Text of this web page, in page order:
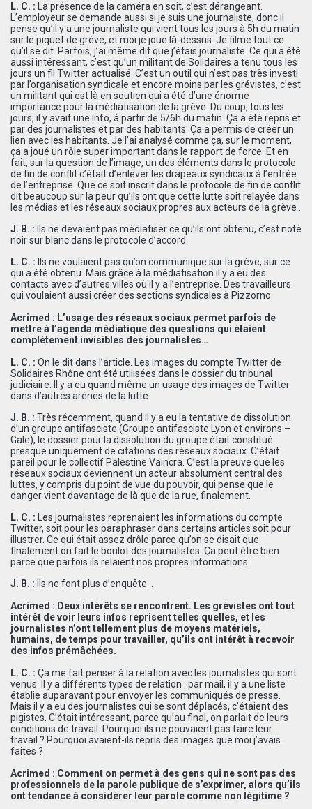
L. C. : La présence de la caméra en soit, c’est dérangeant.
L’employeur se demande aussi si je suis une journaliste, donc il
pense qu’il y a une journaliste qui vient tous les jours à 5h du matin
sur le piquet de grève, et moi je joue là-dessus. Je filme tout ce
qu’il se dit. Parfois, j’ai même dit que j’étais journaliste. Ce qui a été
aussi intéressant, c’est qu’un militant de Solidaires a tenu tous les
jours un fil Twitter actualisé. C’est un outil qui n’est pas très investi
par l’organisation syndicale et encore moins par les grévistes, c’est
un militant qui est là en soutien qui a été d’une énorme
importance pour la médiatisation de la grève. Du coup, tous les
jours, il y avait une info, à partir de 5/6h du matin. Ça a été repris et
par des journalistes et par des habitants. Ça a permis de créer un
lien avec les habitants. Je l’ai analysé comme ça, sur le moment,
ça a joué un rôle super important dans le rapport de force. Et en
fait, sur la question de l’image, un des éléments dans le protocole
de fin de conflit c’était d’enlever les drapeaux syndicaux à l’entrée
de l’entreprise. Que ce soit inscrit dans le protocole de fin de conflit
dit beaucoup sur la peur qu’ils ont que cette lutte soit relayée dans
les médias et les réseaux sociaux propres aux acteurs de la grève .
J. B. : Ils ne devaient pas médiatiser ce qu’ils ont obtenu, c’est noté
noir sur blanc dans le protocole d’accord.
L. C. : Ils ne voulaient pas qu’on communique sur la grève, sur ce
qui a été obtenu. Mais grâce à la médiatisation il y a eu des
contacts avec d’autres villes où il y a l’entreprise. Des travailleurs
qui voulaient aussi créer des sections syndicales à Pizzorno.
Acrimed : L’usage des réseaux sociaux permet parfois de
mettre à l’agenda médiatique des questions qui étaient
complètement invisibles des journalistes…
L. C. : On le dit dans l’article. Les images du compte Twitter de
Solidaires Rhône ont été utilisées dans le dossier du tribunal
judiciaire. Il y a eu quand même un usage des images de Twitter
dans d’autres arènes de la lutte.
J. B. : Très récemment, quand il y a eu la tentative de dissolution
d’un groupe antifasciste (Groupe antifasciste Lyon et environs –
Gale), le dossier pour la dissolution du groupe était constitué
presque uniquement de citations des réseaux sociaux. C’était
pareil pour le collectif Palestine Vaincra. C’est la preuve que les
réseaux sociaux deviennent un acteur absolument central des
luttes, y compris du point de vue du pouvoir, qui pense que le
danger vient davantage de là que de la rue, finalement.
L. C. : Les journalistes reprenaient les informations du compte
Twitter, soit pour les paraphraser dans certains articles soit pour
illustrer. Ce qui était assez drôle parce qu’on se disait que
finalement on fait le boulot des journalistes. Ça peut être bien
parce que parfois ils relaient nos propres informations.
J. B. : Ils ne font plus d’enquête…
Acrimed : Deux intérêts se rencontrent. Les grévistes ont tout
intérêt de voir leurs infos reprisent telles quelles, et les
journalistes n’ont tellement plus de moyens matériels,
humains, de temps pour travailler, qu’ils ont intérêt à recevoir
des infos prémâchées.
L. C. : Ça me fait penser à la relation avec les journalistes qui sont
venus. Il y a différents types de relation : par mail, il y a une liste
établie auparavant pour envoyer les communiqués de presse.
Mais il y a eu des journalistes qui se sont déplacés, c’étaient des
pigistes. C’était intéressant, parce qu’au final, on parlait de leurs
conditions de travail. Pourquoi ils ne pouvaient pas faire leur
travail ? Pourquoi avaient-ils repris des images que moi j’avais
faites ?
Acrimed : Comment on permet à des gens qui ne sont pas des
professionnels de la parole publique de s’exprimer, alors qu’ils
ont tendance à considérer leur parole comme non légitime ?